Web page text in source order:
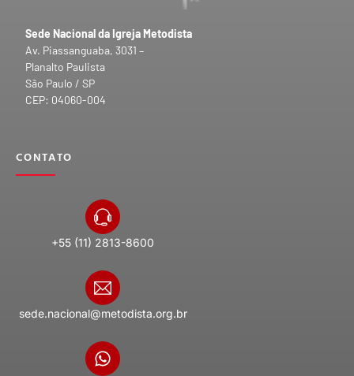
Sede Nacional da Igreja Metodista
Av. Piassanguaba, 3031 –
Planalto Paulista
São Paulo / SP
CEP: 04060-004
CONTATO
+55 (11) 2813-8600
sede.nacional@metodista.org.br